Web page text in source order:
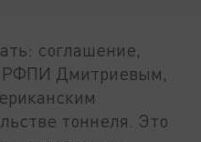
соглашение,
РФПИ Дмитриевым,
тоннеля. Это